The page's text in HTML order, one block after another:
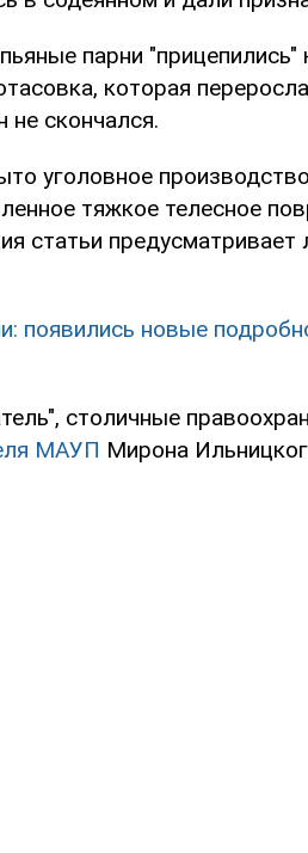
парни "прицепились"
которая
не скончался.
уголовное
тяжкое телесное
статьи
появились новые
столичные
МАУП Мирона